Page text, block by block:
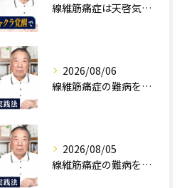
線維筋痛症は天啓気療の施術で完全寛解 クンダリニーとチャクラ覚醒で
2026/08/06
線維筋痛症の難病を天啓気療で寛解を目指すチャクラ覚醒の実践法
2026/08/05
線維筋痛症の難病を天啓気療で寛解を目指すチャクラ覚醒の実践法